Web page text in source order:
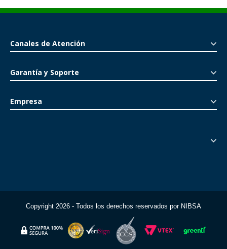
Canales de Atención
Garantía y Soporte
Empresa
Copyright 2026 - Todos los derechos reservados por NIBSA